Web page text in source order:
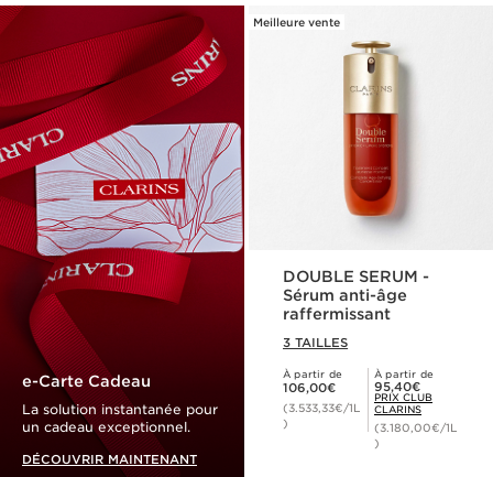
e-Carte Cadeau
La solution instantanée pour
un cadeau exceptionnel.
DÉCOUVRIR MAINTENANT
Meilleure vente
DOUBLE SERUM -
Sérum anti-âge
raffermissant
3 TAILLES
À partir de
Nouveau prix 106,00€
106,00€
(3.533,33€/1L
)
À partir de
Prix Club Clarins 95,40€
95,40€
PRIX CLUB
CLARINS
(3.180,00€/1L
)